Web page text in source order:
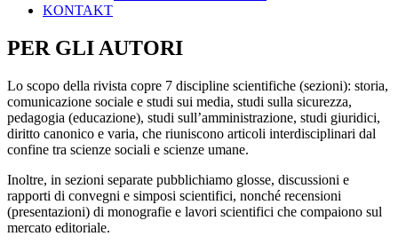
KONTAKT
PER GLI AUTORI
Lo scopo della rivista copre 7 discipline scientifiche (sezioni): storia,
comunicazione sociale e studi sui media, studi sulla sicurezza,
pedagogia (educazione), studi sull’amministrazione, studi giuridici,
diritto canonico e varia, che riuniscono articoli interdisciplinari dal
confine tra scienze sociali e scienze umane.
Inoltre, in sezioni separate pubblichiamo glosse, discussioni e
rapporti di convegni e simposi scientifici, nonché recensioni
(presentazioni) di monografie e lavori scientifici che compaiono sul
mercato editoriale.